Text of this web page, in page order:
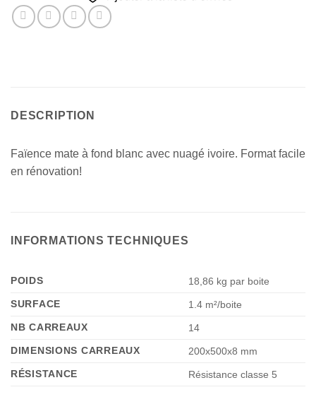
DESCRIPTION
Faïence mate à fond blanc avec nuagé ivoire. Format facile
en rénovation!
INFORMATIONS TECHNIQUES
POIDS
18,86 kg par boite
SURFACE
1.4 m²/boite
NB CARREAUX
14
DIMENSIONS CARREAUX
200x500x8 mm
RÉSISTANCE
Résistance classe 5